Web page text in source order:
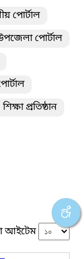
পোর্টাল
পোর্টাল
শিক্ষা প্রতিষ্ঠান
আইটেম